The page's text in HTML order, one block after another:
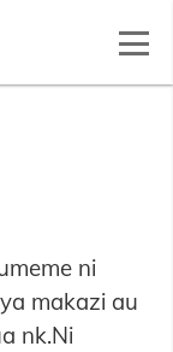
ni
makazi au
nk.Ni